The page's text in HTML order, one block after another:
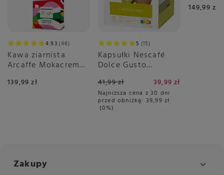
4.93 46
Kawa ziarnista
Arcaffe Mokacrema
139,99 zł
5 15
Kapsułki Nescafé
Dolce Gusto
41,99 zł 39,99 zł
Najniższa cena z 30 dni
przed obniżką: 39,99 zł
0%
149,99 zł
Zakupy